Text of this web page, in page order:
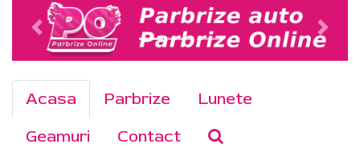
Acasa Parbrize
Lunete
Geamuri
Contact